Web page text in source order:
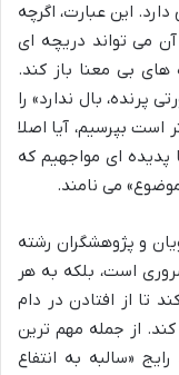
این عبارت، اگرچه
می تواند دریچه ای
بی معنا باز کند.
پرنده، بال ندارد» را
بپرسیم، آیا اصلا
پدیده ای مواجهیم که
می نامند.
و پژوهشگران رشته
است، بلکه به هر
تا از افتادن در دام
از جمله مهم ترین
«سالبه به انتفاع